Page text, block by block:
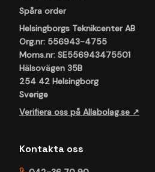
Spåra order
Helsingborgs Teknikcenter AB
Org.nr: 556943-4755
Moms.nr: SE556943475501
Hälsovägen 35B
254 42 Helsingborg
Sverige
Verifiera oss på Allabolag.se ↗
Kontakta oss